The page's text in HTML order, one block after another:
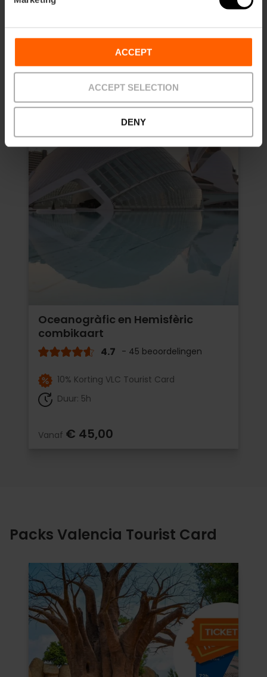
ACCEPT
ACCEPT SELECTION
DENY
Duur: 3h
Oceanogràfic en Hemisfèric
combikaart
4.7 - 45 beoordelingen
10% Korting VLC Tourist Card
Duur: 5h
Vanaf € 45,00
Packs Valencia Tourist Card